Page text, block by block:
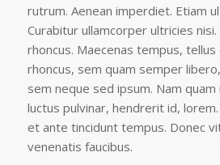
rutrum. Aenean imperdiet. Etiam
Curabitur ullamcorper ultricies
rhoncus. Maecenas tempus,
rhoncus, sem quam semper
sem neque sed ipsum. Nam quam
luctus pulvinar, hendrerit id,
et ante tincidunt tempus. Donec
venenatis faucibus.